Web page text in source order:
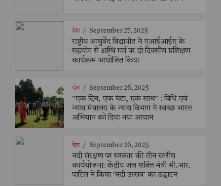
देश / September 27, 2025
राष्ट्रीय आयुर्वेद विद्यापीठ ने एआईआईए के
सहयोग से अस्थि मर्म पर दो दिवसीय प्रशिक्षण
कार्यक्रम आयोजित किया
देश / September 26, 2025
"एक दिन, एक घंटा, एक साथ" : विधि एवं
न्याय मंत्रालय के न्याय विभाग ने स्वच्छ भारत
अभियान को दिया नया आयाम
देश / September 26, 2025
नदी संरक्षण पर सरकार की तीन स्तरीय
कार्ययोजना: केंद्रीय जल शक्ति मंत्री सी.आर.
पाटिल ने किया ‘नदी उत्सव’ का उद्घाटन